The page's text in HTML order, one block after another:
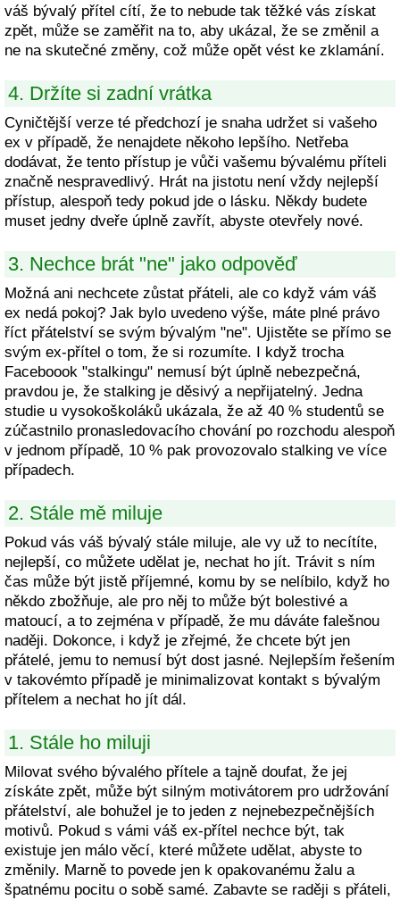
váš bývalý přítel cítí, že to nebude tak těžké vás získat
zpět, může se zaměřit na to, aby ukázal, že se změnil a
ne na skutečné změny, což může opět vést ke zklamání.
4. Držíte si zadní vrátka
Cyničtější verze té předchozí je snaha udržet si vašeho
ex v případě, že nenajdete někoho lepšího. Netřeba
dodávat, že tento přístup je vůči vašemu bývalému příteli
značně nespravedlivý. Hrát na jistotu není vždy nejlepší
přístup, alespoň tedy pokud jde o lásku. Někdy budete
muset jedny dveře úplně zavřít, abyste otevřely nové.
3. Nechce brát "ne" jako odpověď
Možná ani nechcete zůstat přáteli, ale co když vám váš
ex nedá pokoj? Jak bylo uvedeno výše, máte plné právo
říct přátelství se svým bývalým "ne". Ujistěte se přímo se
svým ex-přítel o tom, že si rozumíte. I když trocha
Faceboook "stalkingu" nemusí být úplně nebezpečná,
pravdou je, že stalking je děsivý a nepřijatelný. Jedna
studie u vysokoškoláků ukázala, že až 40 % studentů se
zúčastnilo pronasledovacího chování po rozchodu alespoň
v jednom případě, 10 % pak provozovalo stalking ve více
případech.
2. Stále mě miluje
Pokud vás váš bývalý stále miluje, ale vy už to necítíte,
nejlepší, co můžete udělat je, nechat ho jít. Trávit s ním
čas může být jistě příjemné, komu by se nelíbilo, když ho
někdo zbožňuje, ale pro něj to může být bolestivé a
matoucí, a to zejména v případě, že mu dáváte falešnou
naději. Dokonce, i když je zřejmé, že chcete být jen
přátelé, jemu to nemusí být dost jasné. Nejlepším řešením
v takovémto případě je minimalizovat kontakt s bývalým
přítelem a nechat ho jít dál.
1. Stále ho miluji
Milovat svého bývalého přítele a tajně doufat, že jej
získáte zpět, může být silným motivátorem pro udržování
přátelství, ale bohužel je to jeden z nejnebezpečnějších
motivů. Pokud s vámi váš ex-přítel nechce být, tak
existuje jen málo věcí, které můžete udělat, abyste to
změnily. Marně to povede jen k opakovanému žalu a
špatnému pocitu o sobě samé. Zabavte se raději s přáteli,